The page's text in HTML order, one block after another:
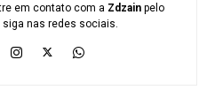
em contato com a Zdzain pelo
nas redes sociais.